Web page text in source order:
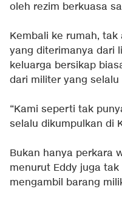
oleh rezim berkuasa
Kembali ke rumah,
yang diterimanya dari
keluarga bersikap
dari militer yang
“Kami seperti tak
selalu dikumpulkan di
Bukan hanya perkara
menurut Eddy juga
mengambil barang